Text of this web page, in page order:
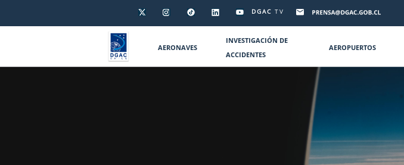
DGAC TV
AERONAVES
INVESTIGACIÓN DE
ACCIDENTES
AEROPUERTOS